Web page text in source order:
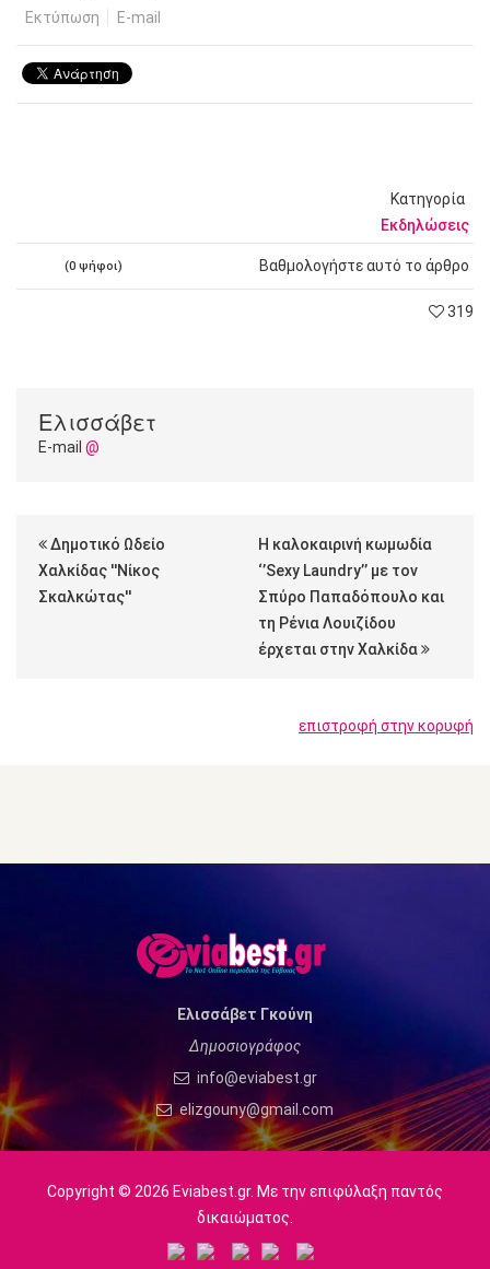
Εκτύπωση E-mail
Κατηγορία
Εκδηλώσεις
Βαθμολογήστε αυτό το άρθρο
(0 ψήφοι)
319
Ελισσάβετ
E-mail @
Δημοτικό Ωδείο
Χαλκίδας ''Νίκος
Σκαλκώτας''
Η καλοκαιρινή κωμωδία
‘’Sexy Laundry’’ με τον
Σπύρο Παπαδόπουλο και
τη Ρένια Λουιζίδου
έρχεται στην Χαλκίδα
επιστροφή στην κορυφή
Ελισσάβετ Γκούνη
Δημοσιογράφος
info@eviabest.gr
elizgouny@gmail.com
Copyright © 2026 Eviabest.gr. Με την επιφύλαξη παντός
δικαιώματος.